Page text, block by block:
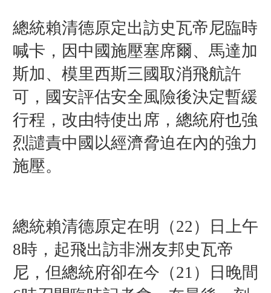
總統賴清德原定出訪史瓦帝尼臨時
喊卡，因中國施壓塞席爾、馬達加
斯加、模里西斯三國取消飛航許
可，國安評估安全風險後決定暫緩
行程，改由特使出席，總統府也強
烈譴責中國以經濟脅迫在內的強力
施壓。
總統賴清德原定在明（22）日上午
8時，起飛出訪非洲友邦史瓦帝
尼，但總統府卻在今（21）日晚間